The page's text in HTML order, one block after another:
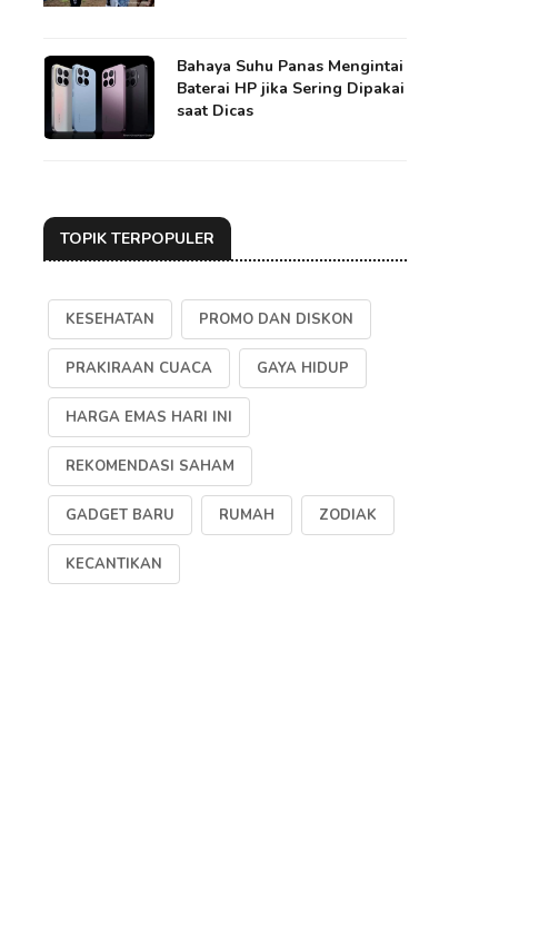
Bahaya Suhu Panas Mengintai
Baterai HP jika Sering Dipakai
saat Dicas
TOPIK TERPOPULER
KESEHATAN PROMO DAN DISKON
PRAKIRAAN CUACA GAYA HIDUP
HARGA EMAS HARI INI
REKOMENDASI SAHAM
GADGET BARU RUMAH ZODIAK
KECANTIKAN